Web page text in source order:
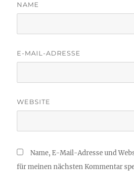
NAME
E-MAIL-ADRESSE
WEBSITE
Name, E-Mail-Adresse und
für meinen nächsten Kommentar